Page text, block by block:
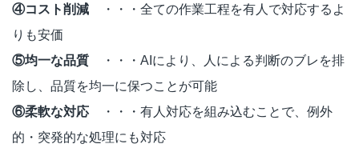
④コスト削減 ・・・全ての作業工程を有人で対応するよ
りも安価
⑤均一な品質 ・・・AIにより、人による判断のブレを排
除し、品質を均一に保つことが可能
⑥柔軟な対応 ・・・有人対応を組み込むことで、例外
的・突発的な処理にも対応